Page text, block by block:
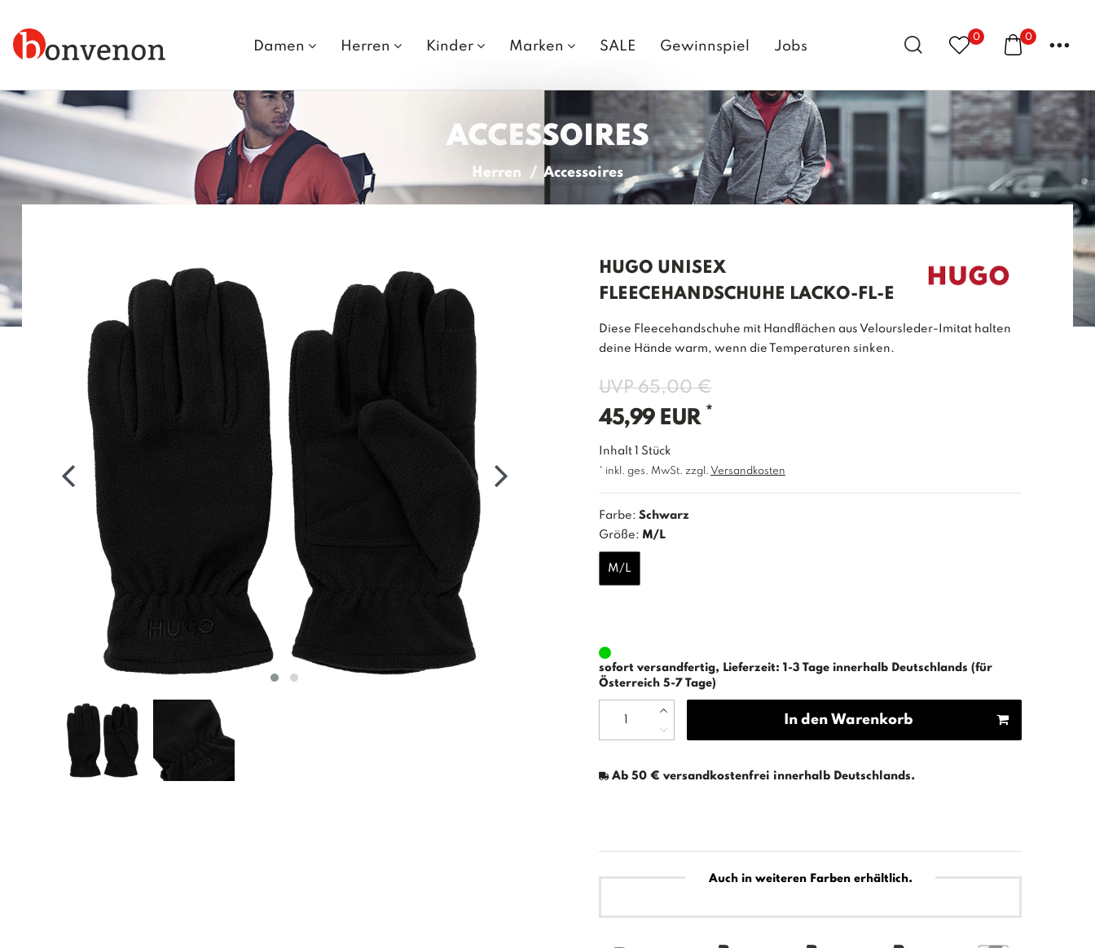
Damen Herren Kinder Marken SALE Gewinnspiel Jobs
0 0 ...
ACCESSOIRES
Herren Accessoires
HUGO UNISEX
FLEECEHANDSCHUHE LACKO-FL-E
Diese Fleecehandschuhe mit Handflächen aus Veloursleder-Imitat halten
deine Hände warm, wenn die Temperaturen sinken.
UVP 65,00 €
45,99 EUR *
Inhalt Stück
* inkl. ges. MwSt. zzgl. Versandkosten
Farbe: Schwarz
Größe: M/L
M/L
sofort versandfertig, Lieferzeit: 1-3 Tage innerhalb Deutschlands (für
Österreich 5-7 Tage)
In den Warenkorb
Ab 50 € versandkostenfrei innerhalb Deutschlands.
Auch in weiteren Farben erhältlich.